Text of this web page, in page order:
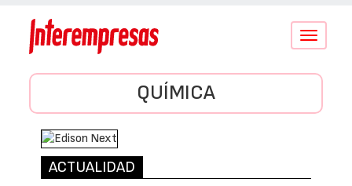
Conmutar
QUÍMICA
ACTUALIDAD